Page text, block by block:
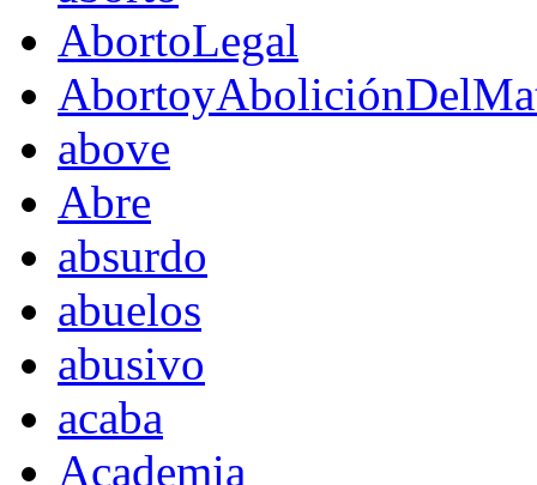
AbortoLegal
above
Abre
absurdo
abuelos
abusivo
acaba
Academia